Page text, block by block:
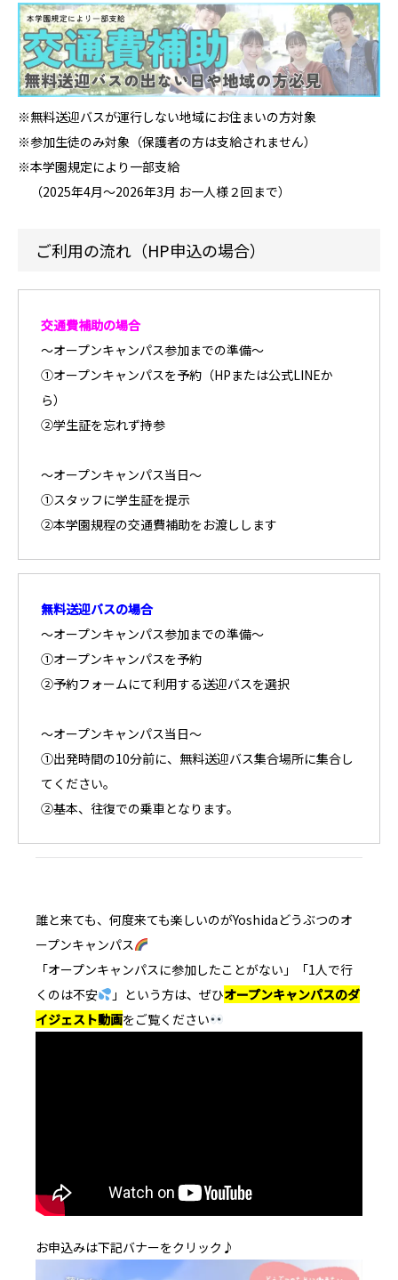
※無料送迎バスが運行しない地域にお住まいの方対象
※参加生徒のみ対象（保護者の方は支給されません）
※本学園規定により一部支給
（2025年4月～2026年3月 お一人様２回まで）
ご利用の流れ（HP申込の場合）
交通費補助の場合
～オープンキャンパス参加までの準備～
①オープンキャンパスを予約（HPまたは公式LINEか
ら）
②学生証を忘れず持参
～オープンキャンパス当日～
①スタッフに学生証を提示
②本学園規程の交通費補助をお渡しします
無料送迎バスの場合
～オープンキャンパス参加までの準備～
①オープンキャンパスを予約
②予約フォームにて利用する送迎バスを選択
～オープンキャンパス当日～
①出発時間の10分前に、無料送迎バス集合場所に集合し
てください。
②基本、往復での乗車となります。
誰と来ても、何度来ても楽しいのがYoshidaどうぶつのオ
ープンキャンパス
「オープンキャンパスに参加したことがない」「1人で行
くのは不安
」という方は、ぜひオープンキャンパスのダ
イジェスト動画をご覧ください
お申込みは下記バナーをクリック♪